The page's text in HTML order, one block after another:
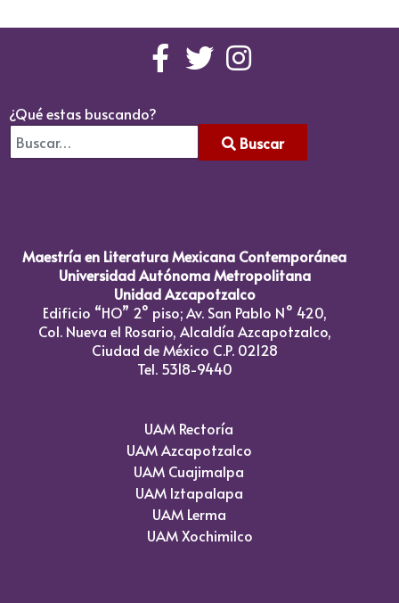
¿Qué estas buscando?
Buscar
Maestría en Literatura Mexicana Contemporánea
Universidad Autónoma Metropolitana
Unidad Azcapotzalco
Edificio “HO” 2° piso; Av. San Pablo N° 420,
Col. Nueva el Rosario, Alcaldía Azcapotzalco,
Ciudad de México C.P. 02128
Tel. 5318-9440
UAM Rectoría
UAM Azcapotzalco
UAM Cuajimalpa
UAM Iztapalapa
UAM Lerma
UAM Xochimilco